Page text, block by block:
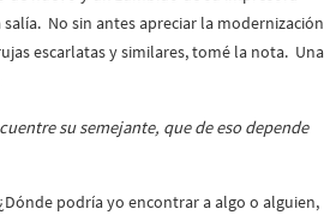
No sin antes apreciar la modernización
escarlatas y similares, tomé la nota. Una
su semejante, que de eso depende
podría yo encontrar a algo o alguien,